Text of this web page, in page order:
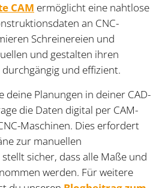
CAM ermöglicht eine nahtlose
an CNC-
Schreinereien und
und gestalten ihren
und effizient.
deine Planungen in deiner CAD-
die Daten digital per CAM-
Maschinen. Dies erfordert
zur manuellen
sicher, dass alle Maße und
werden. Für weitere